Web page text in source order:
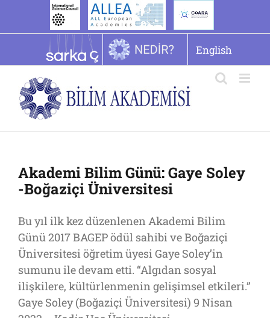
English
Akademi Bilim Günü: Gaye Soley
-Boğaziçi Üniversitesi
Bu yıl ilk kez düzenlenen Akademi Bilim
Günü 2017 BAGEP ödül sahibi ve Boğaziçi
Üniversitesi öğretim üyesi Gaye Soley’in
sumunu ile devam etti. “Algıdan sosyal
ilişkilere, kültürlenmenin gelişimsel etkileri.”
Gaye Soley (Boğaziçi Üniversitesi) 9 Nisan